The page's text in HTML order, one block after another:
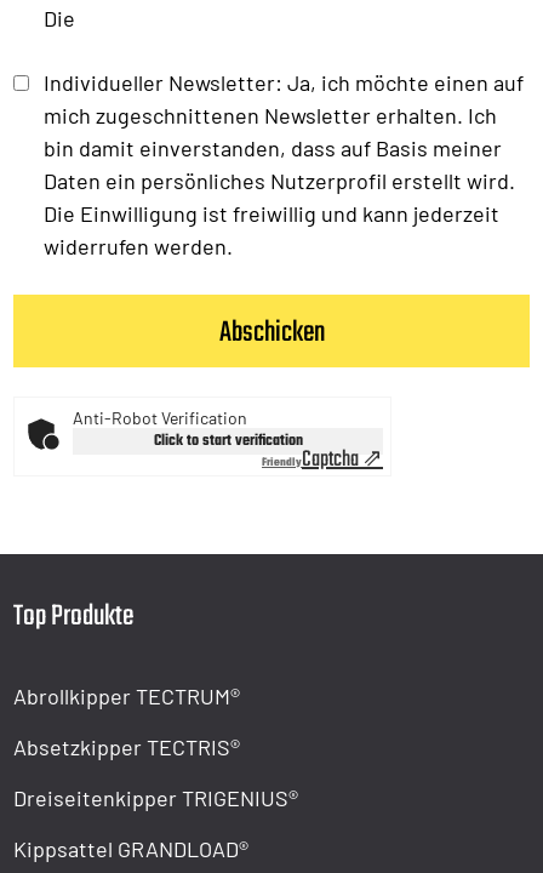
Die
Individueller Newsletter: Ja, ich möchte einen auf
mich zugeschnittenen Newsletter erhalten. Ich
bin damit einverstanden, dass auf Basis meiner
Daten ein persönliches Nutzerprofil erstellt wird.
Die Einwilligung ist freiwillig und kann jederzeit
widerrufen werden.
Anti-Robot Verification
Click to start verification
FriendlyCaptcha ⇗
Top Produkte
Abrollkipper TECTRUM®
Absetzkipper TECTRIS®
Dreiseitenkipper TRIGENIUS®
Kippsattel GRANDLOAD®